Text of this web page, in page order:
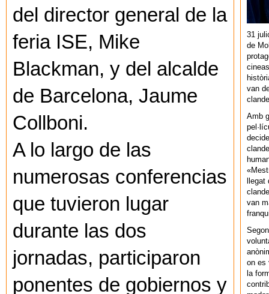
del director general de la
feria ISE, Mike
Blackman, y del alcalde
de Barcelona, Jaume
Collboni.
A lo largo de las
numerosas conferencias
que tuvieron lugar
durante las dos
jornadas, participaron
ponentes de gobiernos y
31
de
van
Amb
van
on es
la